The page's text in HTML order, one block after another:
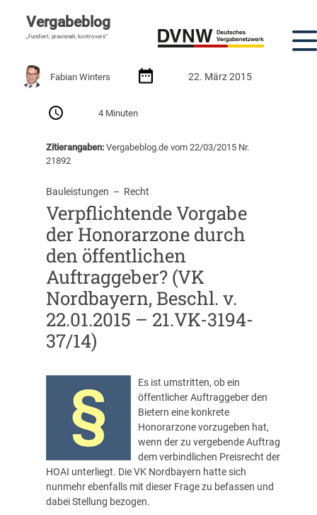
Vergabeblog
„Fundiert, praxisnah, kontrovers“
Fabian Winters 22. März 2015
4 Minuten
Zitierangaben:Vergabeblog.de vom 22/03/2015 Nr.
21892
Bauleistungen
  –
Recht
Verpflichtende Vorgabe
der Honorarzone durch
den öffentlichen
Auftraggeber? (VK
Nordbayern, Beschl. v.
22.01.2015 – 21.VK-3194-
37/14)
Es ist umstritten, ob ein
öffentlicher Auftraggeber den
Bietern eine konkrete
Honorarzone vorzugeben hat,
wenn der zu vergebende Auftrag
dem verbindlichen Preisrecht der
HOAI unterliegt. Die VK Nordbayern hatte sich
nunmehr ebenfalls mit dieser Frage zu befassen und
dabei Stellung bezogen.